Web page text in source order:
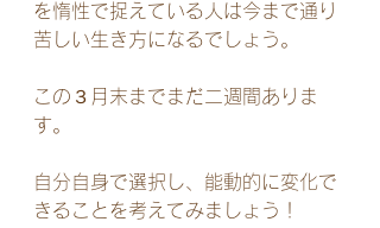
を惰性で捉えている人は今まで通り
苦しい生き方になるでしょう。
この３月末までまだ二週間ありま
す。
自分自身で選択し、能動的に変化で
きることを考えてみましょう！